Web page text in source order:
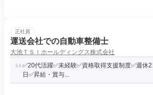
正社員
運送会社での自動車整備士
大池ＴＳＩホールディングス株式会社
✅️20代活躍✅️未経験✅️資格取得支援制度✅️週休
日✅️昇給・賞与...